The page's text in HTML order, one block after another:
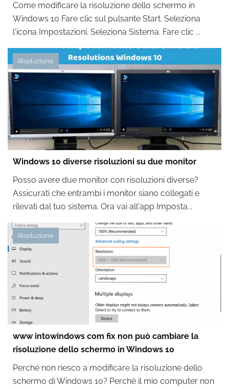
Come modificare la risoluzione dello schermo in
Windows 10 Fare clic sul pulsante Start. Seleziona
l'icona Impostazioni. Seleziona Sistema. Fare clic ...
Risoluzione
Windows 10 diverse risoluzioni su due monitor
Posso avere due monitor con risoluzioni diverse?
Assicurati che entrambi i monitor siano collegati e
rilevati dal tuo sistema. Ora vai all'app Imposta...
Risoluzione
www intowindows com fix non può cambiare la
risoluzione dello schermo in Windows 10
Perché non riesco a modificare la risoluzione dello
schermo di Windows 10? Perché il mio computer non